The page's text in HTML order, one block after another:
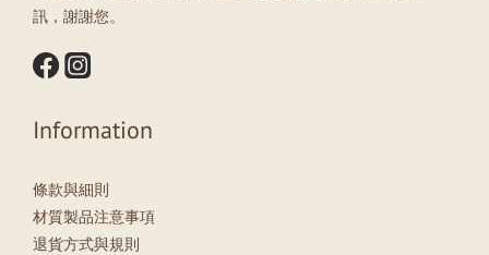
訊，謝謝您。
Information
條款與細則
材質製品注意事項
退貨方式與規則